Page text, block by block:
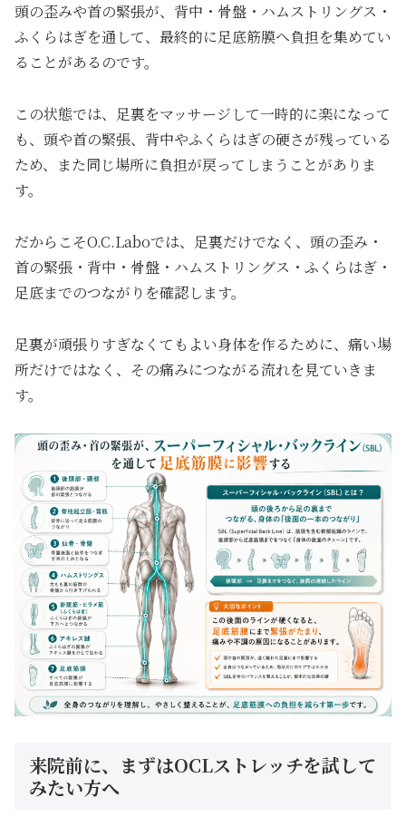
頭の歪みや首の緊張が、背中・骨盤・ハムストリングス・
ふくらはぎを通して、最終的に足底筋膜へ負担を集めてい
ることがあるのです。
この状態では、足裏をマッサージして一時的に楽になって
も、頭や首の緊張、背中やふくらはぎの硬さが残っている
ため、また同じ場所に負担が戻ってしまうことがありま
す。
だからこそO.C.Laboでは、足裏だけでなく、頭の歪み・
首の緊張・背中・骨盤・ハムストリングス・ふくらはぎ・
足底までのつながりを確認します。
足裏が頑張りすぎなくてもよい身体を作るために、痛い場
所だけではなく、その痛みにつながる流れを見ていきま
す。
来院前に、まずはOCLストレッチを試して
みたい方へ